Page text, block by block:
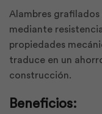
Alambres grafilados
mediante
propiedades
traduce en un
construcción.
Beneficios: